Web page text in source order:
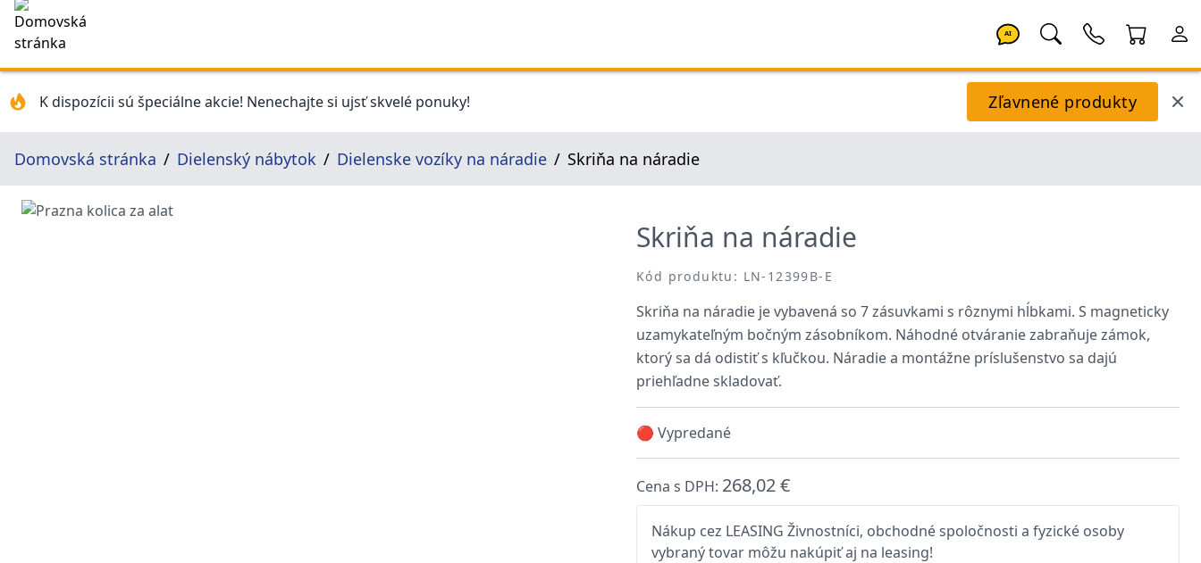
AI
K dispozícii sú špeciálne akcie! Nenechajte si ujsť skvelé ponuky! Zľavnené produkty
Domovská stránka Dielenský nábytok Dielenske vozíky na náradie Skriňa na náradie
Skriňa na náradie
Kód produktu: LN-12399B-E
Skriňa na náradie je vybavená so 7 zásuvkami s rôznymi hĺbkami. S magneticky
uzamykateľným bočným zásobníkom. Náhodné otváranie zabraňuje zámok,
ktorý sa dá odistiť s kľučkou. Náradie a montážne príslušenstvo sa dajú
priehľadne skladovať.
🔴 Vypredané
Cena s DPH: 268,02 €
Nákup cez LEASING Živnostníci, obchodné spoločnosti a fyzické osoby
vybraný tovar môžu nakúpiť aj na leasing!